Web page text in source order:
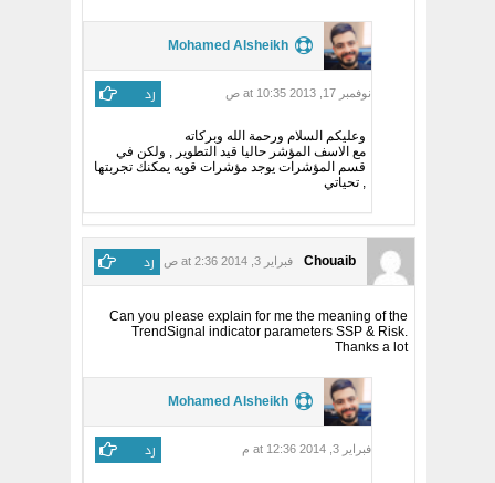
Mohamed Alsheikh
نوفمبر 17, 2013 at 10:35 ص رد
وعليكم السلام ورحمة الله وبركاته
مع الاسف المؤشر حاليا قيد التطوير , ولكن في
قسم المؤشرات يوجد مؤشرات قويه يمكنك تجربتها
, تحياتي
Chouaib فبراير 3, 2014 at 2:36 ص رد
Can you please explain for me the meaning of the
TrendSignal indicator parameters SSP & Risk.
Thanks a lot
Mohamed Alsheikh
فبراير 3, 2014 at 12:36 م رد